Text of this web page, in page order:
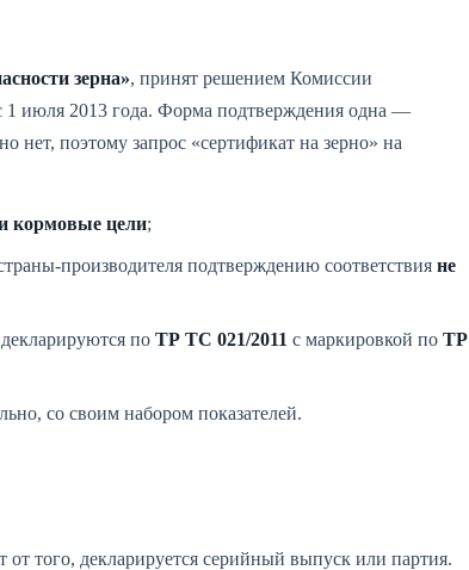
зерна», принят решением Комиссии
1 июля 2013 года. Форма подтверждения одна —
нет, поэтому запрос «сертификат на зерно» на
кормовые цели;
производителя подтверждению соответствия не
по ТР ТС 021/2011 с маркировкой по ТР
со своим набором показателей.
от того, декларируется серийный выпуск или партия.